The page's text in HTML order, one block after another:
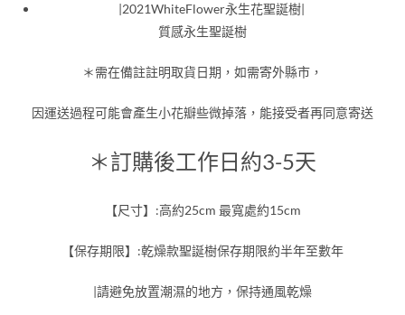
|2021WhiteFlower永生花聖誕樹|
質感永生聖誕樹
＊需在備註註明取貨日期，如需寄外縣市，
因運送過程可能會產生小花瓣些微掉落，能接受者再同意寄送
＊訂購後工作日約3-5天
【尺寸】:高約25cm 最寬處約15cm
【保存期限】:乾燥款聖誕樹保存期限約半年至數年
|請避免放置潮濕的地方，保持通風乾燥